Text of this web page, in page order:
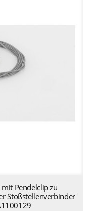
Pendelclip zu
Stoßstellenverbinder